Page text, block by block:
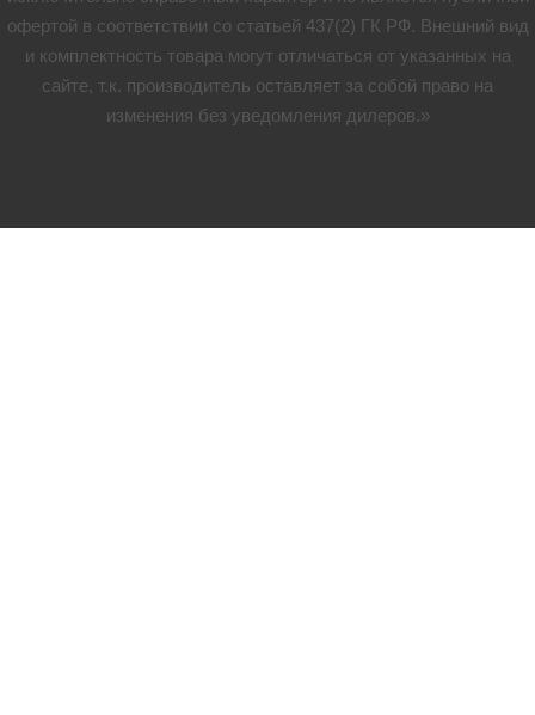
офертой в соответствии со статьей 437(2) ГК РФ. Внешний вид
и комплектность товара могут отличаться от указанных на
сайте, т.к. производитель оставляет за собой право на
изменения без уведомления дилеров.»